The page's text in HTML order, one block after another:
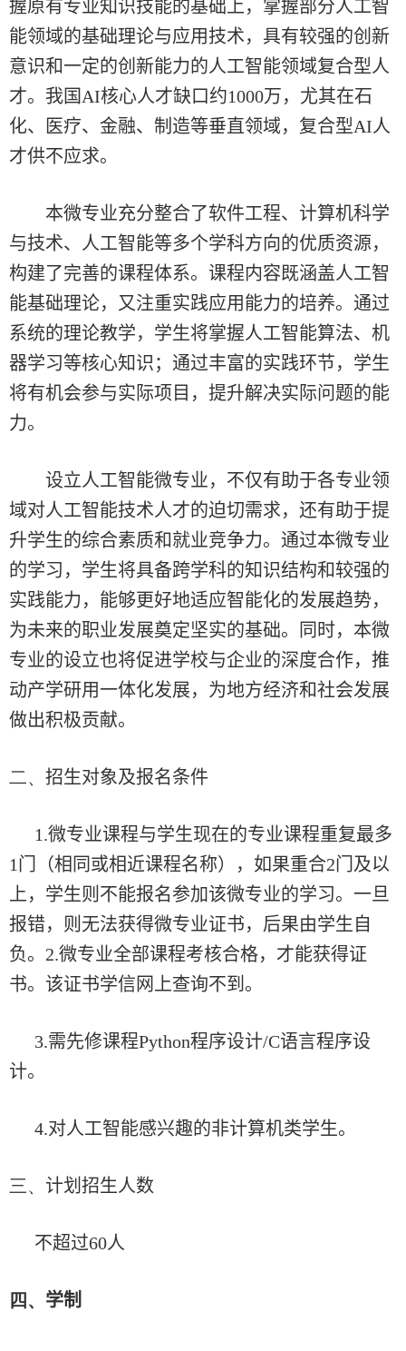
握原有专业知识技能的基础上，掌握部分人工智
能领域的基础理论与应用技术，具有较强的创新
意识和一定的创新能力的人工智能领域复合型人
才。我国 AI核心人才缺口约1000万，尤其在石
化、医疗、金融、制造等垂直领域，复合型AI人
才供不应求。
本微专业充分整合了软件工程、计算机科学
与技术、人工智能等多个学科方向的优质资源，
构建了完善的课程体系。课程内容既涵盖人工智
能基础理论，又注重实践应用能力的培养。通过
系统的理论教学，学生将掌握人工智能算法、机
器学习等核心知识；通过丰富的实践环节，学生
将有机会参与实际项目，提升解决实际问题的能
力。
设立人工智能微专业，不仅有助于各专业领
域对人工智能技术人才的迫切需求，还有助于提
升学生的综合素质和就业竞争力。通过本微专业
的学习，学生将具备跨学科的知识结构和较强的
实践能力，能够更好地适应智能化的发展趋势，
为未来的职业发展奠定坚实的基础。同时，本微
专业的设立也将促进学校与企业的深度合作，推
动产学研用一体化发展，为地方经济和社会发展
做出积极贡献。
二、 招生对象及报名条件
1.微专业课程与学生现在的专业课程重复最多
1门（相同或相近课程名称），如果重合2门及以
上，学生则 不能报名参加该微专业的学习。一旦
报错，则无法获得微专业证书，后果由学生自
负。 2.微专业全部课程考核合格，才能获得证
书。该证书学信网上查询不到。
3.需先修课程Python程序设计/C语言程序设
计。
4.对人工智能感兴趣的非计算机类学生。
三、 计划招生人数
不超过60人
四、 学制